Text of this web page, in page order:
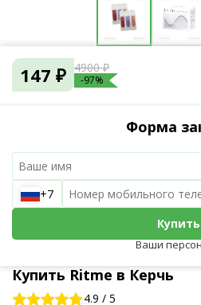
Купить Ritme в Керчь
4.9 / 5
147 ₽ 4900 ₽
-97%
Форма
+7
Купить
Ваши